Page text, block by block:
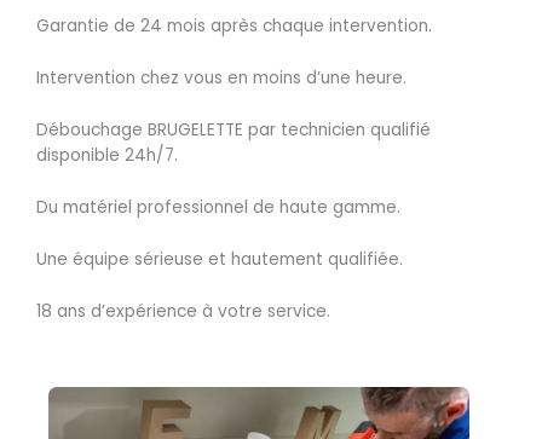
Garantie de 24 mois après chaque intervention.
Intervention chez vous en moins d’une heure.
Débouchage BRUGELETTE par technicien qualifié
disponible 24h/7.
Du matériel professionnel de haute gamme.
Une équipe sérieuse et hautement qualifiée.
18 ans d’expérience à votre service.